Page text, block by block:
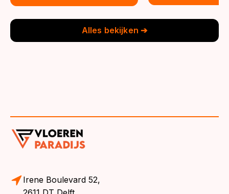
Alles bekijken ➔
Irene Boulevard 52,